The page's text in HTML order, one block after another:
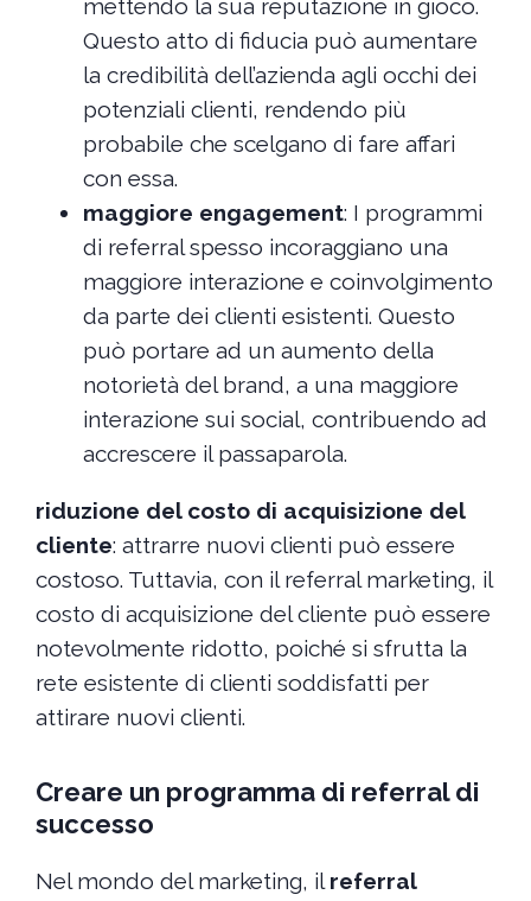
mettendo la sua reputazione in gioco.
Questo atto di fiducia può aumentare
la credibilità dell’azienda agli occhi dei
potenziali clienti, rendendo più
probabile che scelgano di fare affari
con essa.
maggiore engagement: I programmi
di referral spesso incoraggiano una
maggiore interazione e coinvolgimento
da parte dei clienti esistenti. Questo
può portare ad un aumento della
notorietà del brand, a una maggiore
interazione sui social, contribuendo ad
accrescere il passaparola.
riduzione del costo di acquisizione del
cliente: attrarre nuovi clienti può essere
costoso. Tuttavia, con il referral marketing, il
costo di acquisizione del cliente può essere
notevolmente ridotto, poiché si sfrutta la
rete esistente di clienti soddisfatti per
attirare nuovi clienti.
Creare un programma di referral di
successo
Nel mondo del marketing, il referral